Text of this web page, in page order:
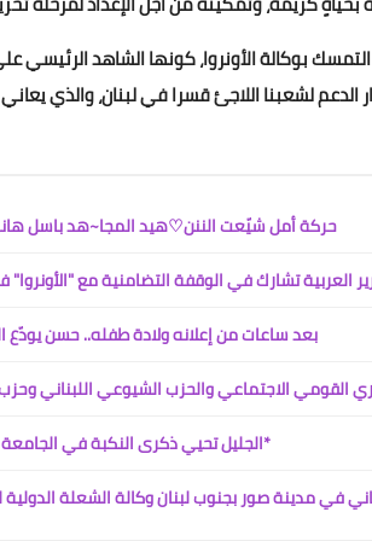
بوكالة الأونروا، كونها الشاهد الرئيسي
حركة أمل شيّعت الننن♡هيد المجا~هد باسل
العربية تشارك في الوقفة التضامنية مع
بعد ساعات من إعلانه ولادة طفله.. حسن يودّع
*الجليل تحيي ذكرى النكبة في الجامعة اللبنانية الدولية*
في مدينة صور بجنوب لبنان وكالة الشعلة الدولية
Www.albuss.net
Www.albuss.net
31 ديسمبر 2025